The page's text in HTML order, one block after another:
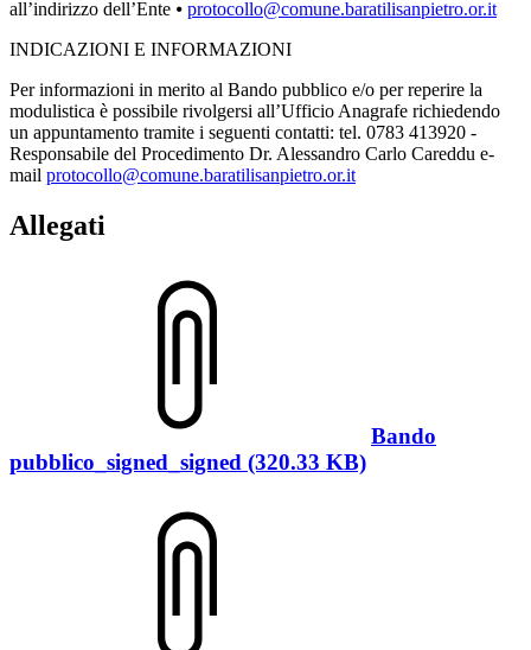
all’indirizzo dell’Ente ⦁ protocollo@comune.baratilisanpietro.or.it
INDICAZIONI E INFORMAZIONI
Per informazioni in merito al Bando pubblico e/o per reperire la
modulistica è possibile rivolgersi all’Ufficio Anagrafe richiedendo
un appuntamento tramite i seguenti contatti: tel. 0783 413920 -
Responsabile del Procedimento Dr. Alessandro Carlo Careddu e-
mail protocollo@comune.baratilisanpietro.or.it
Allegati
Bando
pubblico_signed_signed (320.33 KB)